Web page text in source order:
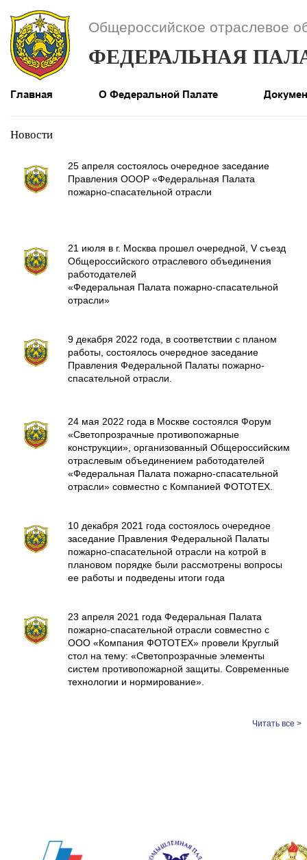
Общероссийское отраслевое
ФЕДЕРАЛЬНАЯ
Главная О Федеральной Палате
Новости
25 апреля состоялось очередное заседание
Правления ОООР «Федеральная Палата
пожарно-спасательной отрасли
21 июля в г. Москва прошел очередной, V съезд
Общероссийского отраслевого объединения
работодателей
«Федеральная Палата пожарно-спасательной
отрасли»
9 декабря 2022 года, в соответствии с планом
работы, состоялось очередное заседание
Правления Федеральной Палаты пожарно-
спасательной отрасли.
24 мая 2022 года в Москве состоялся Форум
«Светопрозрачные противопожарные
конструкции», организованный Общероссийским
отраслевым объединением работодателей
«Федеральная Палата пожарно-спасательной
отрасли» совместно с Компанией ФОТОТЕХ.
10 декабря 2021 года состоялось очередное
заседание Правления Федеральной Палаты
пожарно-спасательной отрасли на котрой в
плановом порядке были рассмотрены вопросы
ее работы и подведены итоги года
23 апреля 2021 года Федеральная Палата
пожарно-спасательной отрасли совместно с
ООО «Компания ФОТОТЕХ» провели Круглый
стол на тему: «Светопрозрачные элементы
систем противопожарной защиты. Современные
технологии и нормирование».
Читать все >